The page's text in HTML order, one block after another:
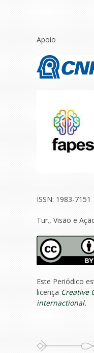
Apoio
ISSN: 1983-7151
Tur., Visão e
Este Periódico
licença Creative
internactional.